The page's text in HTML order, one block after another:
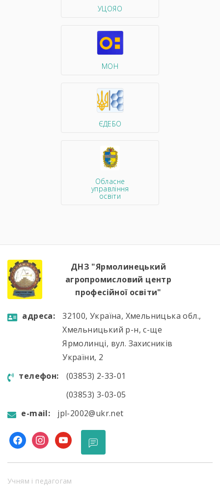
УЦОЯО
МОН
ЄДЕБО
Обласне
управління
освіти
ДНЗ "Ярмолинецький
агропромисловий центр
професійної освіти"
aдресa:
32100, Україна, Хмельницька обл.,
Хмельницький р-н, с-ще
Ярмолинці, вул. Захисників
України, 2
телефон:
(03853) 2-33-01
(03853) 3-03-05
e-mail:
jpl-2002@ukr.net
facebookinstagram
youtube
Учням і педагогам